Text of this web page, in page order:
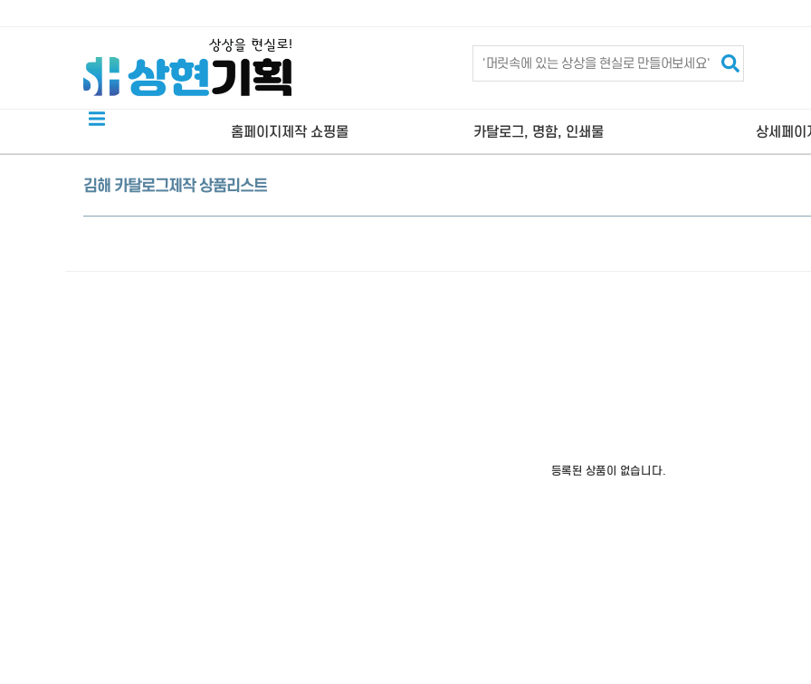
홈페이지제작 쇼핑몰 카탈로그, 명함, 인쇄물
김해 스티커제작
상세페이
김해 카탈로그제작 상품리스트
등록된 상품이 없습니다.